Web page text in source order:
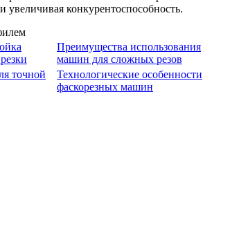
конкурентоспособность.
Преимущества использования
машин для сложных резов
точной
Технологические особенности
фаскорезных машин